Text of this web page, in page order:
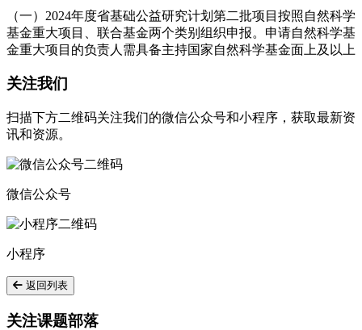
（一）2024年度省基础公益研究计划第二批项目按照自然科学
基金重大项目、联合基金两个类别组织申报。申请自然科学基
金重大项目的负责人需具备主持国家自然科学基金面上及以上
关注我们
扫描下方二维码关注我们的微信公众号和小程序，获取最新资
讯和资源。
微信公众号
小程序
返回列表
关注课题部落